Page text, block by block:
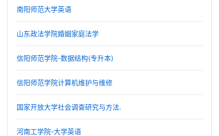
南阳师范大学英语
山东政法学院婚姻家庭法学
信阳师范学院-数据结构(专升本)
信阳师范学院计算机维护与维修
国家开放大学社会调查研究与方法.
河南工学院-大学英语